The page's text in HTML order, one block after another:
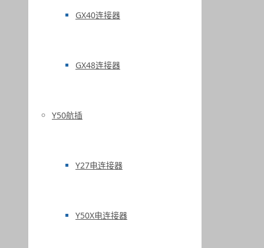
GX40连接器
GX48连接器
Y50航插
Y27电连接器
Y50X电连接器